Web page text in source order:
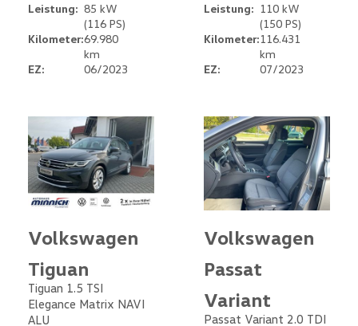
Leistung: 85 kW
(116 PS)
Kilometer:69.980
km
EZ:
06/2023
Leistung: 110 kW
(150 PS)
Kilometer:116.431
km
EZ:
07/2023
Volkswagen
Tiguan
Tiguan 1.5 TSI
Elegance Matrix NAVI
ALU
Volkswagen
Passat
Variant
Passat Variant 2.0 TDI